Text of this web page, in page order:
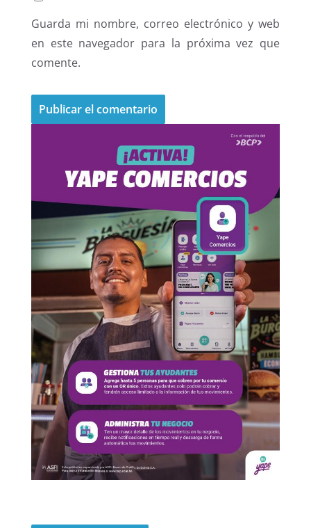
Guarda mi nombre, correo electrónico y web
en este navegador para la próxima vez que
comente.